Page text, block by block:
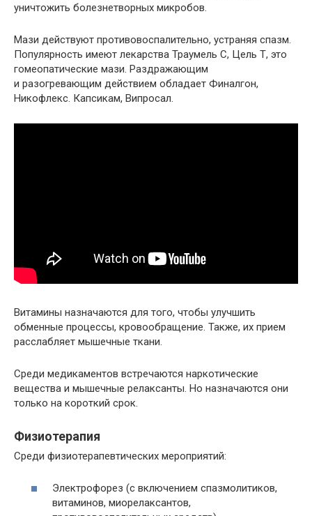
уничтожить болезнетворных микробов.
Мази действуют противовоспалительно, устраняя спазм.
Популярность имеют лекарства Траумель С, Цель Т, это
гомеопатические мази. Раздражающим
и разогревающим действием обладает Финалгон,
Никофлекс. Капсикам, Випросал.
Витамины назначаются для того, чтобы улучшить
обменные процессы, кровообращение. Также, их прием
расслабляет мышечные ткани.
Среди медикаментов встречаются наркотические
вещества и мышечные релаксанты. Но назначаются они
только на короткий срок.
Физиотерапия
Среди физиотерапевтических мероприятий:
Электрофорез (с включением спазмолитиков,
витаминов, миорелаксантов,